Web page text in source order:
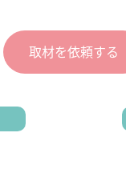
取材を依頼する